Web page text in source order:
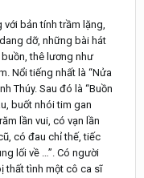
bản tính trầm lặng,
dỡ, những bài hát
thê lương như
Nổi tiếng nhất là “Nửa
Thúy. Sau đó là “Buồn
buốt nhói tim gan
lần vui, có vạn lần
có đau chỉ thế, tiếc
lối về …”. Có người
thất tình một cô ca sĩ